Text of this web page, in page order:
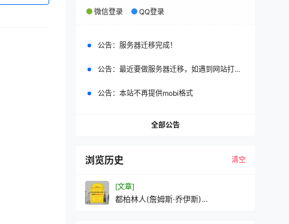
微信登录 QQ登录
公告： 服务器迁移完成！
公告： 最近要做服务器迁移，如遇到网站打不开，请改日再试。
公告： 本站不再提供mobi格式
全部公告
浏览历史 清空
[文章]
都柏林人(詹姆斯·乔伊斯)